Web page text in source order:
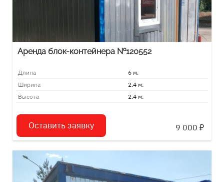
Аренда блок-контейнера №120552
Длина
6 м.
Ширина
2,4 м.
Высота
2,4 м.
Оставить заявку 9 000 ₽